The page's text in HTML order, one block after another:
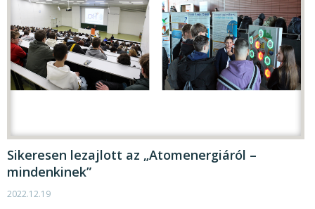
Sikeresen lezajlott az „Atomenergiáról –
mindenkinek”
2022.12.19